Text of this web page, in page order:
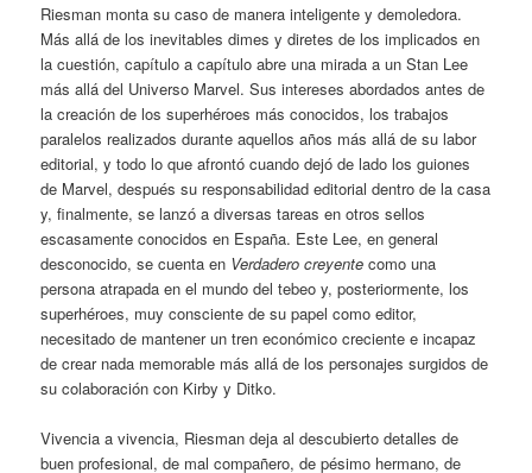
Riesman monta su caso de manera inteligente y demoledora.
Más allá de los inevitables dimes y diretes de los implicados en
la cuestión, capítulo a capítulo abre una mirada a un Stan Lee
más allá del Universo Marvel. Sus intereses abordados antes de
la creación de los superhéroes más conocidos, los trabajos
paralelos realizados durante aquellos años más allá de su labor
editorial, y todo lo que afrontó cuando dejó de lado los guiones
de Marvel, después su responsabilidad editorial dentro de la casa
y, finalmente, se lanzó a diversas tareas en otros sellos
escasamente conocidos en España. Este Lee, en general
desconocido, se cuenta en Verdadero creyente como una
persona atrapada en el mundo del tebeo y, posteriormente, los
superhéroes, muy consciente de su papel como editor,
necesitado de mantener un tren económico creciente e incapaz
de crear nada memorable más allá de los personajes surgidos de
su colaboración con Kirby y Ditko.
Vivencia a vivencia, Riesman deja al descubierto detalles de
buen profesional, de mal compañero, de pésimo hermano, de